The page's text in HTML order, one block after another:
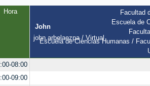
Hora
John
john.arbelaezpa / Virtual
Facultad
Escuela de
Escuela de Ciencias Humanas /
08:00
09:00